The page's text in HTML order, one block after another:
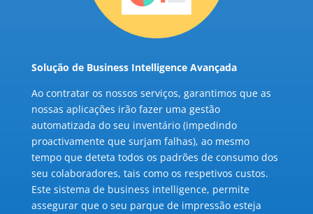
Solução de Business Intelligence Avançada
Ao contratar os nossos serviços, garantimos que as
nossas aplicações irão fazer uma gestão
automatizada do seu inventário (impedindo
proactivamente que surjam falhas), ao mesmo
tempo que deteta todos os padrões de consumo dos
seu colaboradores, tais como os respetivos custos.
Este sistema de business intelligence, permite
assegurar que o seu parque de impressão esteja